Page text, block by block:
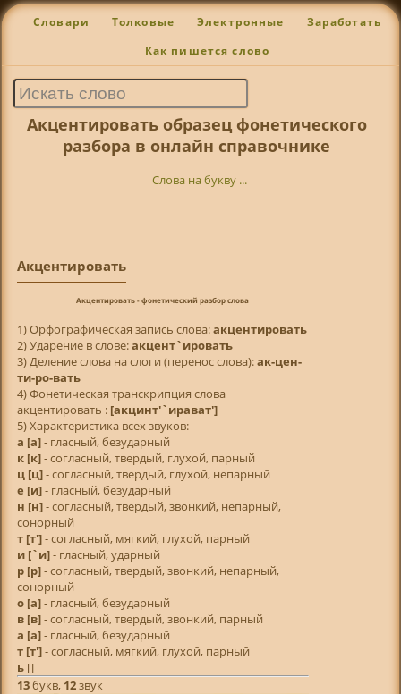
Словари Толковые Электронные Заработать
Как пишется слово
Акцентировать образец фонетического
разбора в онлайн справочнике
Слова на букву ...
Акцентировать
Акцентировать - фонетический разбор слова
1) Орфографическая запись слова:акцентировать
2) Ударение в слове:акцент`ировать
3) Деление слова на слоги (перенос слова):ак-цен-
ти-ро-вать
4) Фонетическая транскрипция слова
акцентировать : [акцинт'`ирават']
5) Характеристика всех звуков:
а [а]- гласный, безударный
к [к]- согласный, твердый, глухой, парный
ц [ц]- согласный, твердый, глухой, непарный
е [и]- гласный, безударный
н [н]- согласный, твердый, звонкий, непарный,
сонорный
т [т']- согласный, мягкий, глухой, парный
и [`и]- гласный, ударный
р [р]- согласный, твердый, звонкий, непарный,
сонорный
о [а]- гласный, безударный
в [в]- согласный, твердый, звонкий, парный
а [а]- гласный, безударный
т [т']- согласный, мягкий, глухой, парный
ь[]
13букв, 12звук